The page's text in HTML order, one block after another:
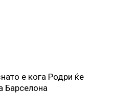
е кога Родри ќе
Барселона